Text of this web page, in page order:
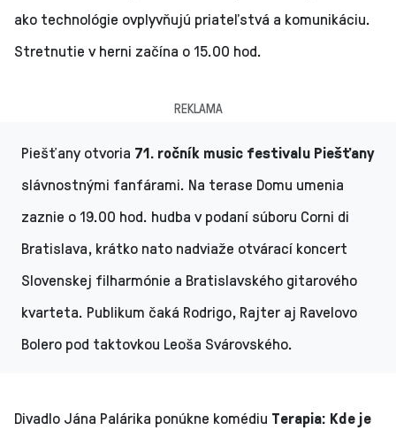
ako technológie ovplyvňujú priateľstvá a komunikáciu.
Stretnutie v herni začína o 15.00 hod.
REKLAMA
Piešťany otvoria 71. ročník music festivalu Piešťany
slávnostnými fanfárami. Na terase Domu umenia
zaznie o 19.00 hod. hudba v podaní súboru Corni di
Bratislava, krátko nato nadviaže otvárací koncert
Slovenskej filharmónie a Bratislavského gitarového
kvarteta. Publikum čaká Rodrigo, Rajter aj Ravelovo
Bolero pod taktovkou Leoša Svárovského.
Divadlo Jána Palárika ponúkne komédiu Terapia: Kde je